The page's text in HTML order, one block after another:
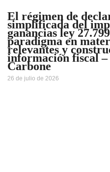
El régimen de
simplificada del
ganancias ley
paradigma en
relevantes y
información fiscal –
Carbone
26 de julio de 2026